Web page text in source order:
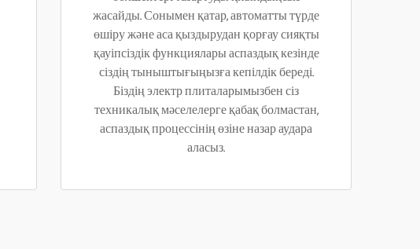
жасайды. Сонымен қатар, автоматты түрде
өшіру және аса қыздырудан қорғау сияқты
қауіпсіздік функциялары аспаздық кезінде
сіздің тыныштығыңызға кепілдік береді.
Біздің электр плиталарымызбен сіз
техникалық мәселелерге қабақ болмастан,
аспаздық процессінің өзіне назар аудара
аласыз.